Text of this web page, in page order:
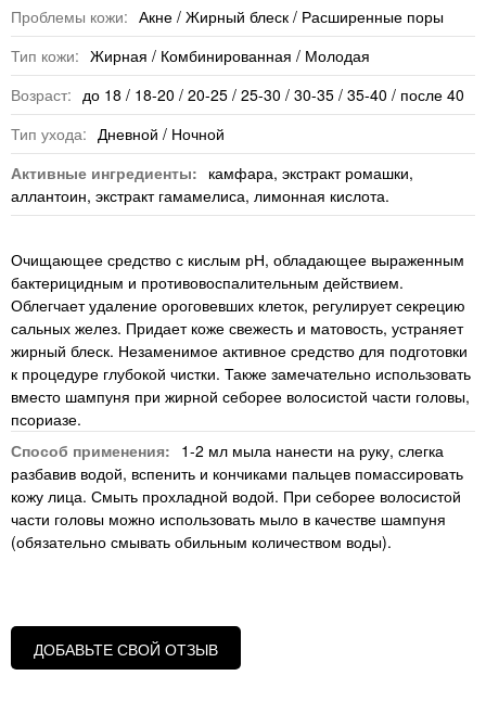
Проблемы кожи: Акне / Жирный блеск / Расширенные поры
Тип кожи: Жирная / Комбинированная / Молодая
Возраст: до 18 / 18-20 / 20-25 / 25-30 / 30-35 / 35-40 / после 40
Тип ухода: Дневной / Ночной
Активные ингредиенты: камфара, экстракт ромашки,
аллантоин, экстракт гамамелиса, лимонная кислота.
Очищающее средство с кислым рН, обладающее выраженным
бактерицидным и противовоспалительным действием.
Облегчает удаление ороговевших клеток, регулирует секрецию
сальных желез. Придает коже свежесть и матовость, устраняет
жирный блеск. Незаменимое активное средство для подготовки
к процедуре глубокой чистки. Также замечательно использовать
вместо шампуня при жирной себорее волосистой части головы,
псориазе.
Способ применения: 1-2 мл мыла нанести на руку, слегка
разбавив водой, вспенить и кончиками пальцев помассировать
кожу лица. Смыть прохладной водой. При себорее волосистой
части головы можно использовать мыло в качестве шампуня
(обязательно смывать обильным количеством воды).
ДОБАВЬТЕ СВОЙ ОТЗЫВ